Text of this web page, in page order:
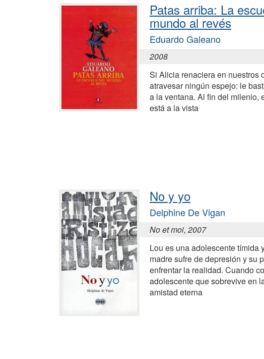
Patas arriba: La
mundo al revés
Eduardo Galeano
2008
Si Alicia renaciera en nuestros
atravesar ningún espejo: le
a la ventana. Al fin del milenio,
está a la vista
No y yo
Delphine De Vigan
No et moi, 2007
Lou es una adolescente tímida
madre sufre de depresión y su
enfrentar la realidad. Cuando
adolescente que sobrevive en
amistad eterna